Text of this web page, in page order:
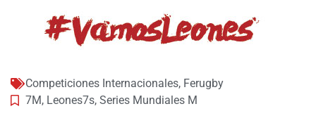
Competiciones Internacionales, Ferugby
7M, Leones7s, Series Mundiales M